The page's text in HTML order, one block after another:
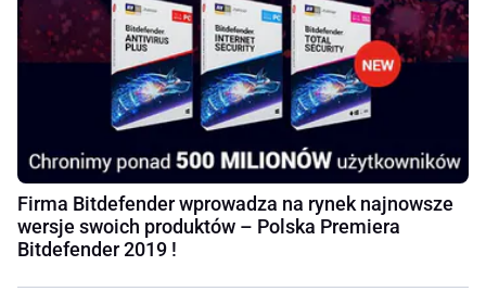
Firma Bitdefender wprowadza na rynek najnowsze
wersje swoich produktów – Polska Premiera
Bitdefender 2019 !